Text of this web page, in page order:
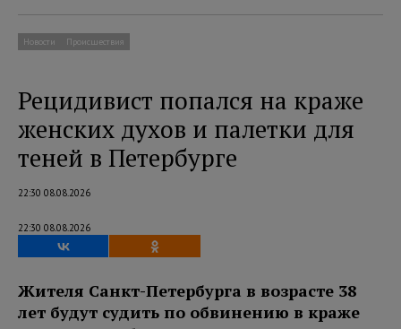
Новости Происшествия
Рецидивист попался на краже
женских духов и палетки для
теней в Петербурге
22:30 08.08.2026
22:30 08.08.2026
Жителя Санкт-Петербурга в возрасте 38
лет будут судить по обвинению в краже